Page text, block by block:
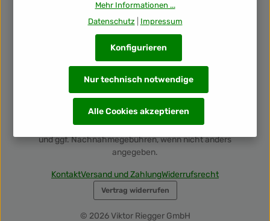
Unsere Auszeichnungen
Alle Preise inkl. gesetzl. Mehrwertsteuer zzgl.Versandkosten
und ggf. Nachnahmegebühren, wenn nicht anders
angegeben.
© 2026 Viktor Riegger GmbH
KontaktVersand und ZahlungWiderrufsrecht
Vertrag widerrufen
Mehr Informationen ...
Datenschutz| Impressum
Nur technisch notwendige
Konfigurieren
Alle Cookies akzeptieren